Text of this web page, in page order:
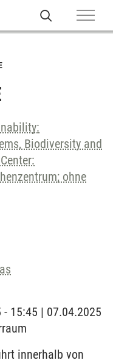
Biodiversity and
ohne
15:45 | 07.04.2025
innerhalb von